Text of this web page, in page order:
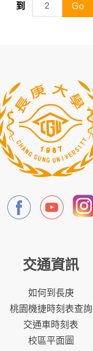
到 Go
交通資訊
如何到長庚
桃園機捷時刻表查詢
交通車時刻表
校區平面圖